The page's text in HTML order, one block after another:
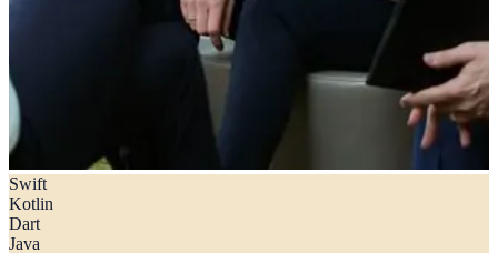
Miten valita oikea mobiilisovelluskehityskieli
Swift
Kotlin
Dart
Java